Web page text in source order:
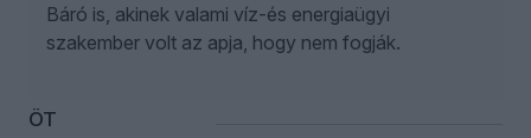
Báró is, akinek valami víz-és energiaügyi
szakember volt az apja, hogy nem fogják.
ÖT